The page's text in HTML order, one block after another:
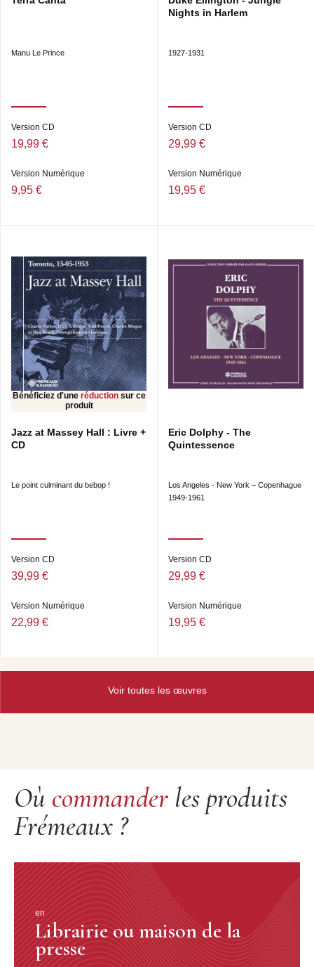
Manu Le Prince
Version CD
19,99 €
Version Numérique
9,95 €
Nights in Harlem
1927-1931
Version CD
29,99 €
Version Numérique
19,95 €
Bénéficiez d'une réduction sur ce
produit
Jazz at Massey Hall : Livre +
CD
Le point culminant du bebop !
Version CD
39,99 €
Version Numérique
22,99 €
Eric Dolphy - The
Quintessence
Los Angeles - New York – Copenhague
1949-1961
Version CD
29,99 €
Version Numérique
19,95 €
Voir toutes les œuvres
Où commander les produits
Frémeaux ?
en
Librairie ou maison de la
presse